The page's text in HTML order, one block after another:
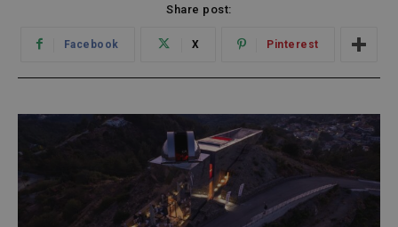
Share post:
Facebook X Pinterest